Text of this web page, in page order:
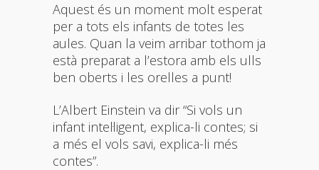
Aquest és un moment molt esperat
per a tots els infants de totes les
aules. Quan la veim arribar tothom ja
està preparat a l’estora amb els ulls
ben oberts i les orelles a punt!
L’Albert Einstein va dir “Si vols un
infant intel·ligent, explica-li contes; si
a més el vols savi, explica-li més
contes”.